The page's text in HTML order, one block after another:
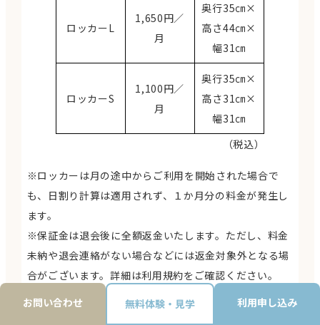
お問い合わせ 無料体験・見学 利用申し込み
ロッカーL
1,650円／
月
奥行35㎝×
高さ44㎝×
幅31㎝
ロッカーS
1,100円／
月
奥行35㎝×
高さ31㎝×
幅31㎝
（税込）
※ロッカーは月の途中からご利用を開始された場合で
も、日割り計算は適用されず、１か月分の料金が発生し
ます。
※保証金は退会後に全額返金いたします。ただし、料金
未納や退会連絡がない場合などには返金対象外となる場
合がございます。詳細は利用規約をご確認ください。